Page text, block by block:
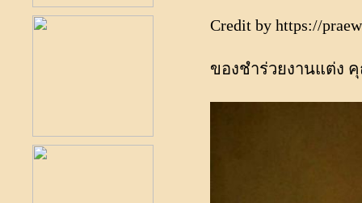
Credit byhttps://
ของชำร่วยงานแต่ง